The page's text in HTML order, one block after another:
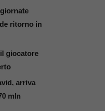
ritorno in
giocatore
arriva
mln